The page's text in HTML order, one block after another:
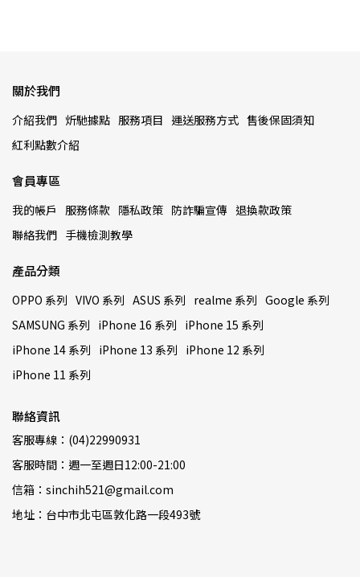
關於我們
介紹我們 炘馳據點 服務項目 運送服務方式 售後保固須知
紅利點數介紹
會員專區
我的帳戶 服務條款 隱私政策 防詐騙宣傳 退換款政策
聯絡我們 手機檢測教學
產品分類
OPPO 系列 VIVO 系列 ASUS 系列 realme 系列 Google 系列
SAMSUNG 系列 iPhone 16 系列 iPhone 15 系列
iPhone 14 系列 iPhone 13 系列 iPhone 12 系列
iPhone 11 系列
聯絡資訊
客服專線：(04)22990931
客服時間：週一至週日12:00-21:00
信箱：sinchih521@gmail.com
地址：台中市北屯區敦化路一段493號